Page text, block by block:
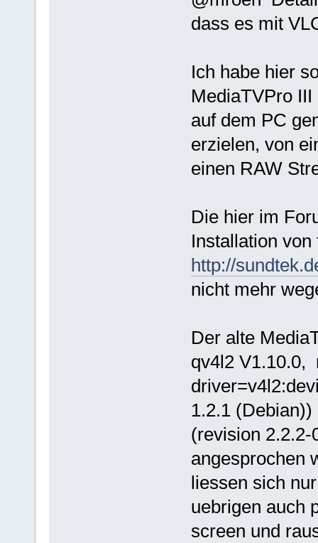
dass es mit
Ich habe hier
MediaTVPro
auf dem PC
erzielen, von
einen RAW
Die hier im
Installation
http://
nicht mehr
Der alte
qv4l2 V1.10.0,
1.2.1
(revision
angesprochen
liessen sich
uebrigen auch
screen und